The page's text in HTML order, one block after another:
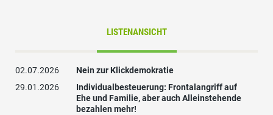
LISTENANSICHT
02.07.2026
Nein zur Klickdemokratie
29.01.2026
Individualbesteuerung: Frontalangriff auf
Ehe und Familie, aber auch Alleinstehende
bezahlen mehr!